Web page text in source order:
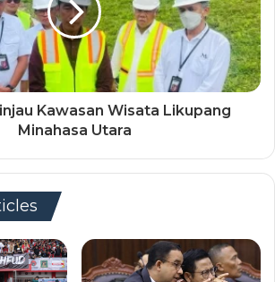
Kawasan Wisata Likupang
Minahasa Utara